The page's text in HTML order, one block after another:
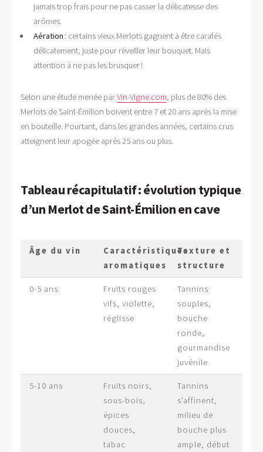
jamais trop frais pour ne pas casser la délicatesse des
arômes.
Aération : certains vieux Merlots gagnent à être carafés
délicatement, juste pour réveiller leur bouquet. Mais
attention à ne pas les brusquer !
Selon une étude menée parVin-Vigne.com, plus de 80% des
Merlots de Saint-Émilion boivent entre 7 et 20 ans après la mise
en bouteille. Pourtant, dans les grandes années, certains crus
atteignent leur apogée après 25 ans ou plus.
Tableau récapitulatif : évolution typique
d’un Merlot de Saint-Émilion en cave
Âge du vin
Caractéristiques
aromatiques
Texture et
structure
0-5 ans
Fruits rouges
vifs, violette,
réglisse
Tannins
souples,
bouche
ronde,
gourmandise
juvénile
5-10 ans
Fruits noirs,
sous-bois,
épices
douces,
tabac
Tannins
s’affinent,
milieu de
bouche plus
ample, début